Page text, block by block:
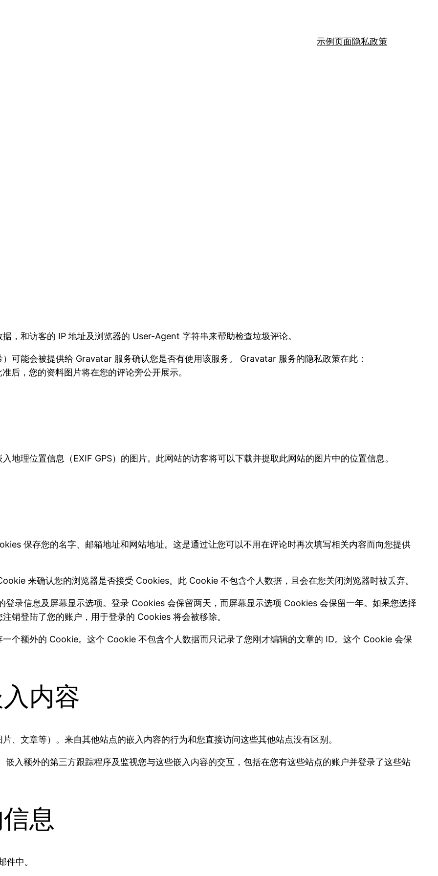
示例页面隐私政策
，和访客的 IP 地址及浏览器的 User-Agent 字符串来帮助检查垃圾评论。
可能会被提供给 Gravatar 服务确认您是否有使用该服务。 Gravatar 服务的隐私政策在此：
，您的资料图片将在您的评论旁公开展示。
地理位置信息（EXIF GPS）的图片。此网站的访客将可以下载并提取此网站的图片中的位置信息。
保存您的名字、邮箱地址和网站地址。这是通过让您可以不用在评论时再次填写相关内容而向您提供
来确认您的浏览器是否接受 Cookies。此 Cookie 不包含个人数据，且会在您关闭浏览器时被丢弃。
录信息及屏幕显示选项。登录 Cookies 会保留两天，而屏幕显示选项 Cookies 会保留一年。如果您选择
销登陆了您的账户，用于登录的 Cookies 将会被移除。
个额外的 Cookie。这个 Cookie 不包含个人数据而只记录了您刚才编辑的文章的 ID。这个 Cookie 会保
内容
、文章等）。来自其他站点的嵌入内容的行为和您直接访问这些其他站点没有区别。
入额外的第三方跟踪程序及监视您与这些嵌入内容的交互，包括在您有这些站点的账户并登录了这些站
息
件中。